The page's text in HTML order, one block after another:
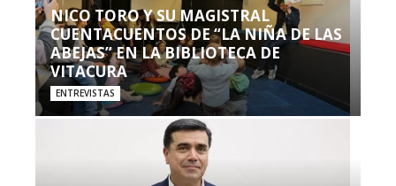
NICO TORO Y SU MAGISTRAL
CUENTACUENTOS DE “LA NIÑA DE LAS
ABEJAS” EN LA BIBLIOTECA DE
VITACURA
ENTREVISTAS